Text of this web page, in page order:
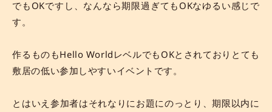
でもOKですし、なんなら期限過ぎてもOKなゆるい感じで
す。
作るものもHello WorldレベルでもOKとされておりとても
敷居の低い参加しやすいイベントです。
とはいえ参加者はそれなりにお題にのっとり、期限以内に